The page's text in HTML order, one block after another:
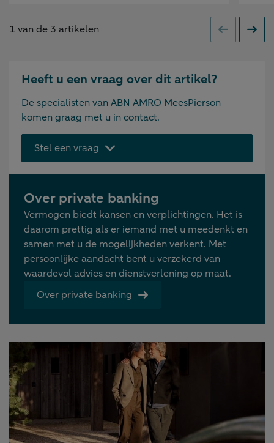
1 van de 3 artikelen Vorige
Heeft u een vraag over dit artikel?
De specialisten van ABN AMRO MeesPierson
komen graag met u in contact.
Stel een vraag
Over private banking
Vermogen biedt kansen en verplichtingen. Het is
daarom prettig als er iemand met u meedenkt en
samen met u de mogelijkheden verkent. Met
persoonlijke aandacht bent u verzekerd van
waardevol advies en dienstverlening op maat.
Over private banking